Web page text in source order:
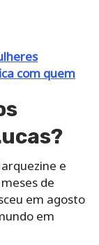
com quem
e
de
em agosto
em